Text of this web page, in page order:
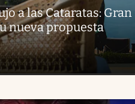
a las Cataratas: Gran
nueva propuesta